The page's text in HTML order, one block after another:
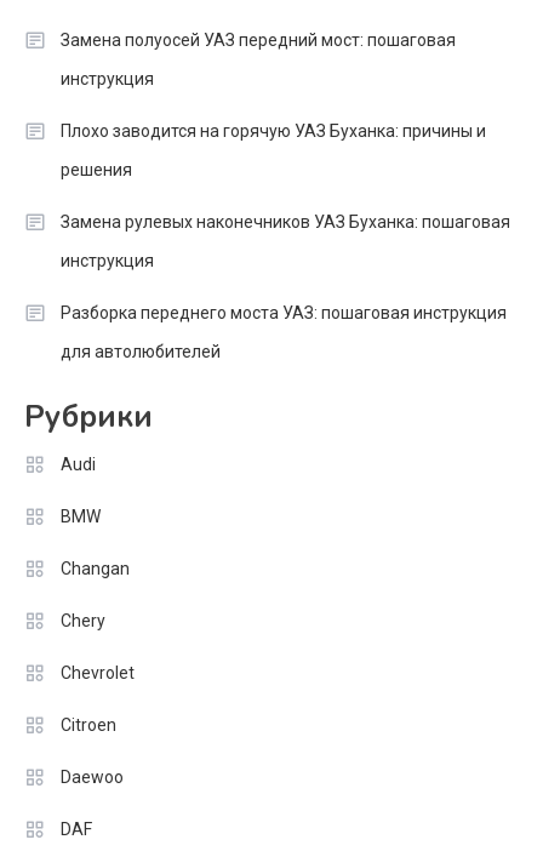
Замена полуосей УАЗ передний мост: пошаговая
инструкция
Плохо заводится на горячую УАЗ Буханка: причины и
решения
Замена рулевых наконечников УАЗ Буханка: пошаговая
инструкция
Разборка переднего моста УАЗ: пошаговая инструкция
для автолюбителей
Рубрики
Audi
BMW
Changan
Chery
Chevrolet
Citroen
Daewoo
DAF